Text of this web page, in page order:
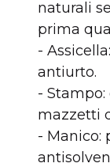
naturali
prima
-
antiurto.
-
mazzetti
- Manico:
manico in